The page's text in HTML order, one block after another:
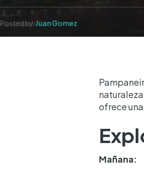
Posted by:Juan Gomez
ofrece
Mañana: